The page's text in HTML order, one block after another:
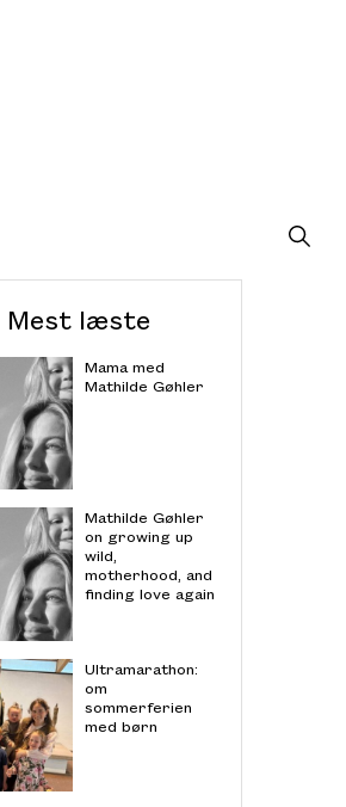
Mest læste
Mama med
Mathilde Gøhler
Mathilde Gøhler
on growing up
wild,
motherhood, and
finding love again
Ultramarathon:
om
sommerferien
med børn